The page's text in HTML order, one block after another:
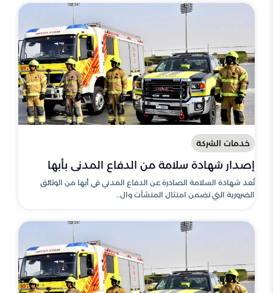
خدمات الشركة
إصدار شهادة سلامة من الدفاع المدني بأبها
تُعد شهادة السلامة الصادرة عن الدفاع المدني في أبها من الوثائق
الضرورية التي تضمن امتثال المنشآت وال..